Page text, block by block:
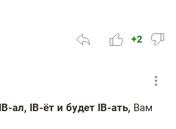
+2
IB-ал, IB-ёт и будет IB-ать, Вам